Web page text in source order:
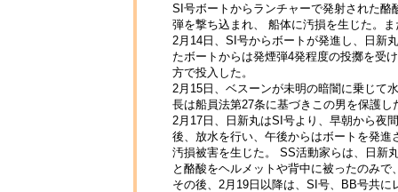
SI号ボートからランチャーで発射された
弾を撃ち込まれ、 船体に汚損を生じた。
2月14日、SI号からボートが発進し、日新
たボートからは発煙弾4発程度の投擲を受
方で投入した。
2月15日、ベスーンが未明の暗闇に乗じて
長は船員法第27条に基づきこの男を保護
2月17日、日新丸はSI号より、早朝から夜
後、放水を行い、午後からはボートを発
汚損被害を生じた。 SS活動家らは、日新
と酪酸をヘルメットや背中に被ったのみ
その後、2月19日以降は、SI号、BB号共